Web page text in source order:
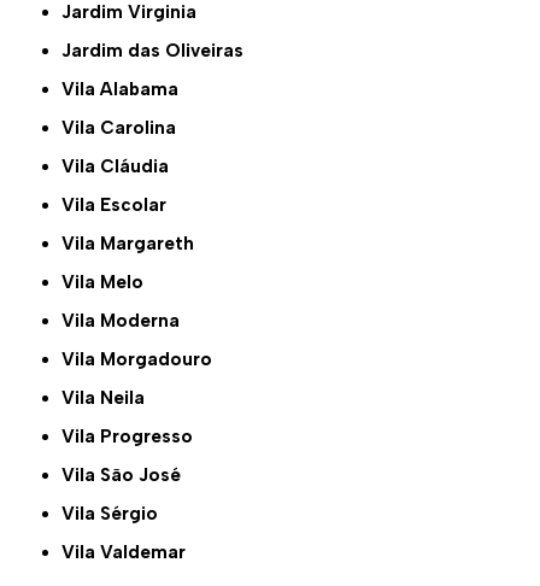
Jardim Virginia
Jardim das Oliveiras
Vila Alabama
Vila Carolina
Vila Cláudia
Vila Escolar
Vila Margareth
Vila Melo
Vila Moderna
Vila Morgadouro
Vila Neila
Vila Progresso
Vila São José
Vila Sérgio
Vila Valdemar